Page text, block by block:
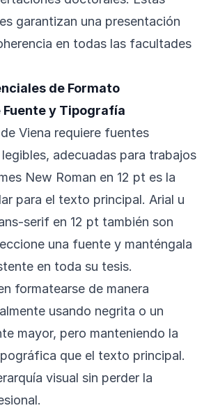
garantizan una presentación
en todas las facultades
de Formato
Fuente y Tipografía
Viena requiere fuentes
adecuadas para trabajos
New Roman en 12 pt es la
para el texto principal. Arial u
serif en 12 pt también son
una fuente y manténgala
en toda su tesis.
formatearse de manera
usando negrita o un
mayor, pero manteniendo la
que el texto principal.
visual sin perder la